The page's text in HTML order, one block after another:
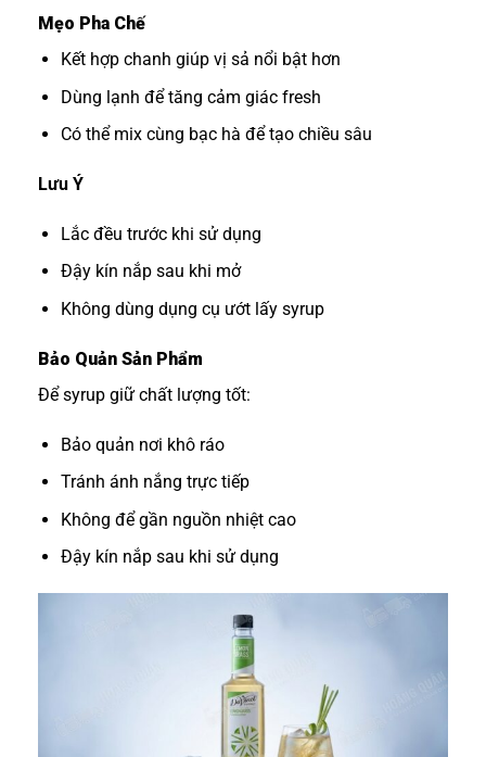
Mẹo Pha Chế
Kết hợp chanh giúp vị sả nổi bật hơn
Dùng lạnh để tăng cảm giác fresh
Có thể mix cùng bạc hà để tạo chiều sâu
Lưu Ý
Lắc đều trước khi sử dụng
Đậy kín nắp sau khi mở
Không dùng dụng cụ ướt lấy syrup
Bảo Quản Sản Phẩm
Để syrup giữ chất lượng tốt:
Bảo quản nơi khô ráo
Tránh ánh nắng trực tiếp
Không để gần nguồn nhiệt cao
Đậy kín nắp sau khi sử dụng